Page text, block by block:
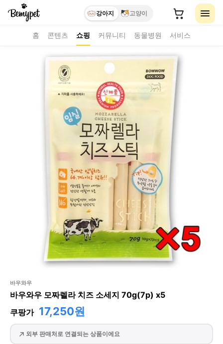
강아지 고양이
홈 콘텐츠 쇼핑 커뮤니티 동물병원 서비스
바우와우
바우와우 모짜렐라 치즈 소세지 70g(7p) x5
쿠팡가 17,250원
외부 판매처로 연결되는 상품이에요